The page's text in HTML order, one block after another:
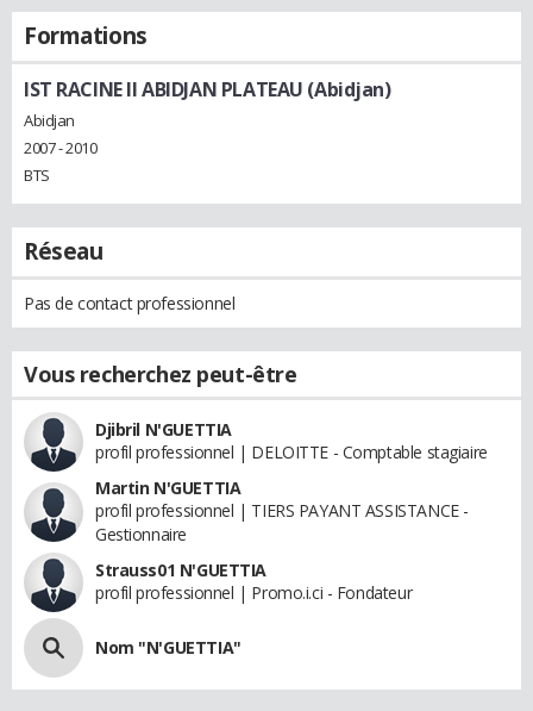
Formations
IST RACINE II ABIDJAN PLATEAU (Abidjan)
Abidjan
2007 - 2010
BTS
Réseau
Pas de contact professionnel
Vous recherchez peut-être
Djibril N'GUETTIA
profil professionnel | DELOITTE - Comptable stagiaire
Martin N'GUETTIA
profil professionnel | TIERS PAYANT ASSISTANCE -
Gestionnaire
Strauss01 N'GUETTIA
profil professionnel | Promo.i.ci - Fondateur
Nom "N'GUETTIA"